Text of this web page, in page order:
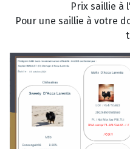
Prix saillie à
Pour une saillie à votre